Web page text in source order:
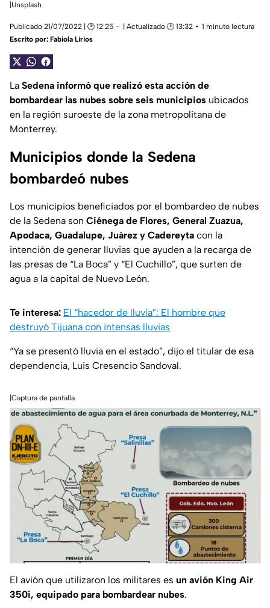
|Unsplash
Publicado 21/07/2022 | 🕑 12:25 | Actualizado 🕑 13:32
1 minuto lectura
Escrito por: Fabiola Lirios
La Sedena informó que realizó esta acción de
bombardear las nubes sobre seis municipios ubicados
en la región suroeste de la zona metropolitana de
Monterrey.
Municipios donde la Sedena
bombardeó nubes
Los municipios beneficiados por el bombardeo de nubes
de la Sedena son Ciénega de Flores, General Zuazua,
Apodaca, Guadalupe, Juárez y Cadereyta con la
intención de generar lluvias que ayuden a la recarga de
las presas de “La Boca” y “El Cuchillo”, que surten de
agua a la capital de Nuevo León.
Te interesa: El “hacedor de lluvia”: El hombre que
destruyó Tijuana con intensas lluvias
“Ya se presentó lluvia en el estado”, dijo el titular de esa
dependencia, Luis Cresencio Sandoval.
|Captura de pantalla
El avión que utilizaron los militares es un avión King Air
350i, equipado para bombardear nubes.